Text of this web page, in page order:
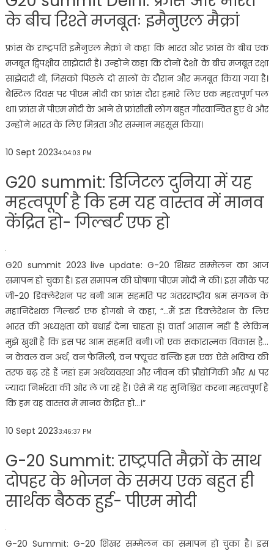
के बीच रिश्ते मजबूतः इमैनुएल मैक्रां
फ्रांस के राष्ट्रपति इमैनुएल मैक्रां ने कहा कि भारत और फ्रांस के बीच एक
मजबूत द्विपक्षीय साझेदारी है। उन्होंने कहा कि दोनों देशों के बीच मजबूत रक्षा
साझेदारी थी, जिसको पिछले दो सालों के दौरान और मजबूत किया गया है।
बैस्टिल दिवस पर पीएम मोदी का फ्रांस दौरा हमारे लिए एक महत्वपूर्ण पल
था। फ्रांस में पीएम मोदी के आने से फ्रांसीसी लोग बहुत गौरवान्वित हुए थे और
उन्होंने भारत के लिए मित्रता और सम्मान महसूस किया।
10 Sept 20234:04:03 PM
G20 summit: डिजिटल दुनिया में यह
महत्वपूर्ण है कि हम यह वास्तव में मानव
केंद्रित हो- गिल्बर्ट एफ हो
G20 summit 2023 live update: G-20 शिखर सम्मेलन का आज
समापन हो चुका है। इस समापन की घोषणा पीएम मोदी ने की। इस मौके पर
जी-20 डिक्लेरेशन पर बनी आम सहमति पर अंतरराष्ट्रीय श्रम संगठन के
महानिदेशक गिल्बर्ट एफ होंगबो ने कहा, “…मैं इस डिक्लेरेशन के लिए
भारत की अध्यक्षता को बधाई देना चाहता हूं। वार्ता आसान नहीं है लेकिन
मुझे खुशी है कि इस पर आम सहमति बनी। जो एक सकारात्मक विकास है…
न केवल वन अर्थ, वन फैमिली, वन फ्यूचर बल्कि हम एक ऐसे भविष्य की
तरफ बढ़ रहे हैं जहां हम अर्थव्यवस्था और जीवन की प्रौद्योगिकी और AI पर
ज्यादा निर्भरता की ओर ले जा रहे हैं। ऐसे में यह सुनिश्चित करना महत्वपूर्ण है
कि हम यह वास्तव में मानव केंद्रित हो…।”
10 Sept 20233:46:37 PM
G-20 Summit: राष्ट्रपति मैक्राें के साथ
दोपहर के भोजन के समय एक बहुत ही
सार्थक बैठक हुई- पीएम मोदी
G-20 Summit: G-20 शिखर सम्मेलन का समापन हो चुका है। इस